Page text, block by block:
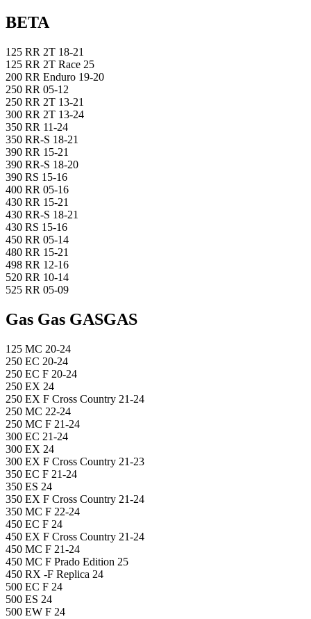
BETA
125 RR 2T 18-21
125 RR 2T Race 25
200 RR Enduro 19-20
250 RR 05-12
250 RR 2T 13-21
300 RR 2T 13-24
350 RR 11-24
350 RR-S 18-21
390 RR 15-21
390 RR-S 18-20
390 RS 15-16
400 RR 05-16
430 RR 15-21
430 RR-S 18-21
430 RS 15-16
450 RR 05-14
480 RR 15-21
498 RR 12-16
520 RR 10-14
525 RR 05-09
Gas Gas GASGAS
125 MC 20-24
250 EC 20-24
250 EC F 20-24
250 EX 24
250 EX F Cross Country 21-24
250 MC 22-24
250 MC F 21-24
300 EC 21-24
300 EX 24
300 EX F Cross Country 21-23
350 EC F 21-24
350 ES 24
350 EX F Cross Country 21-24
350 MC F 22-24
450 EC F 24
450 EX F Cross Country 21-24
450 MC F 21-24
450 MC F Prado Edition 25
450 RX -F Replica 24
500 EC F 24
500 ES 24
500 EW F 24